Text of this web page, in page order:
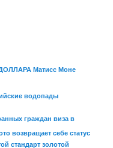
Матисс Моне
водопады
граждан виза в
возвращает себе статус
стандарт золотой